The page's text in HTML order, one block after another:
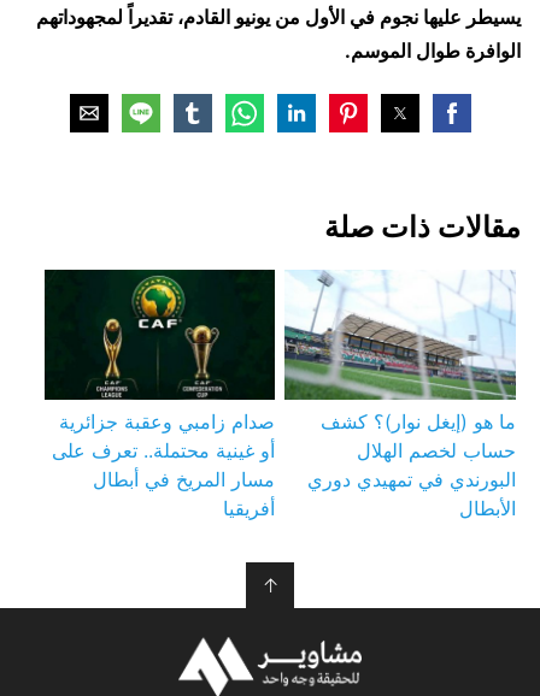
يسيطر عليها نجوم في الأول من يونيو القادم، تقديراً لمجهوداتهم
الوافرة طوال الموسم.
مقالات ذات صلة
ما هو (إيغل نوار)؟ كشف
حساب لخصم الهلال
البورندي في تمهيدي دوري
الأبطال
صدام زامبي وعقبة جزائرية
أو غينية محتملة.. تعرف على
مسار المريخ في أبطال
أفريقيا
↑